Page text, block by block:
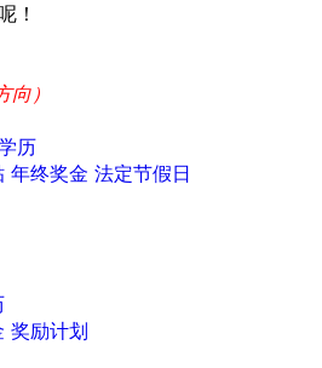
！
）
历
年终奖金 法定节假日
奖励计划